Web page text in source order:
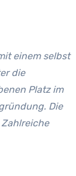
einem selbst
die
Platz im
Die